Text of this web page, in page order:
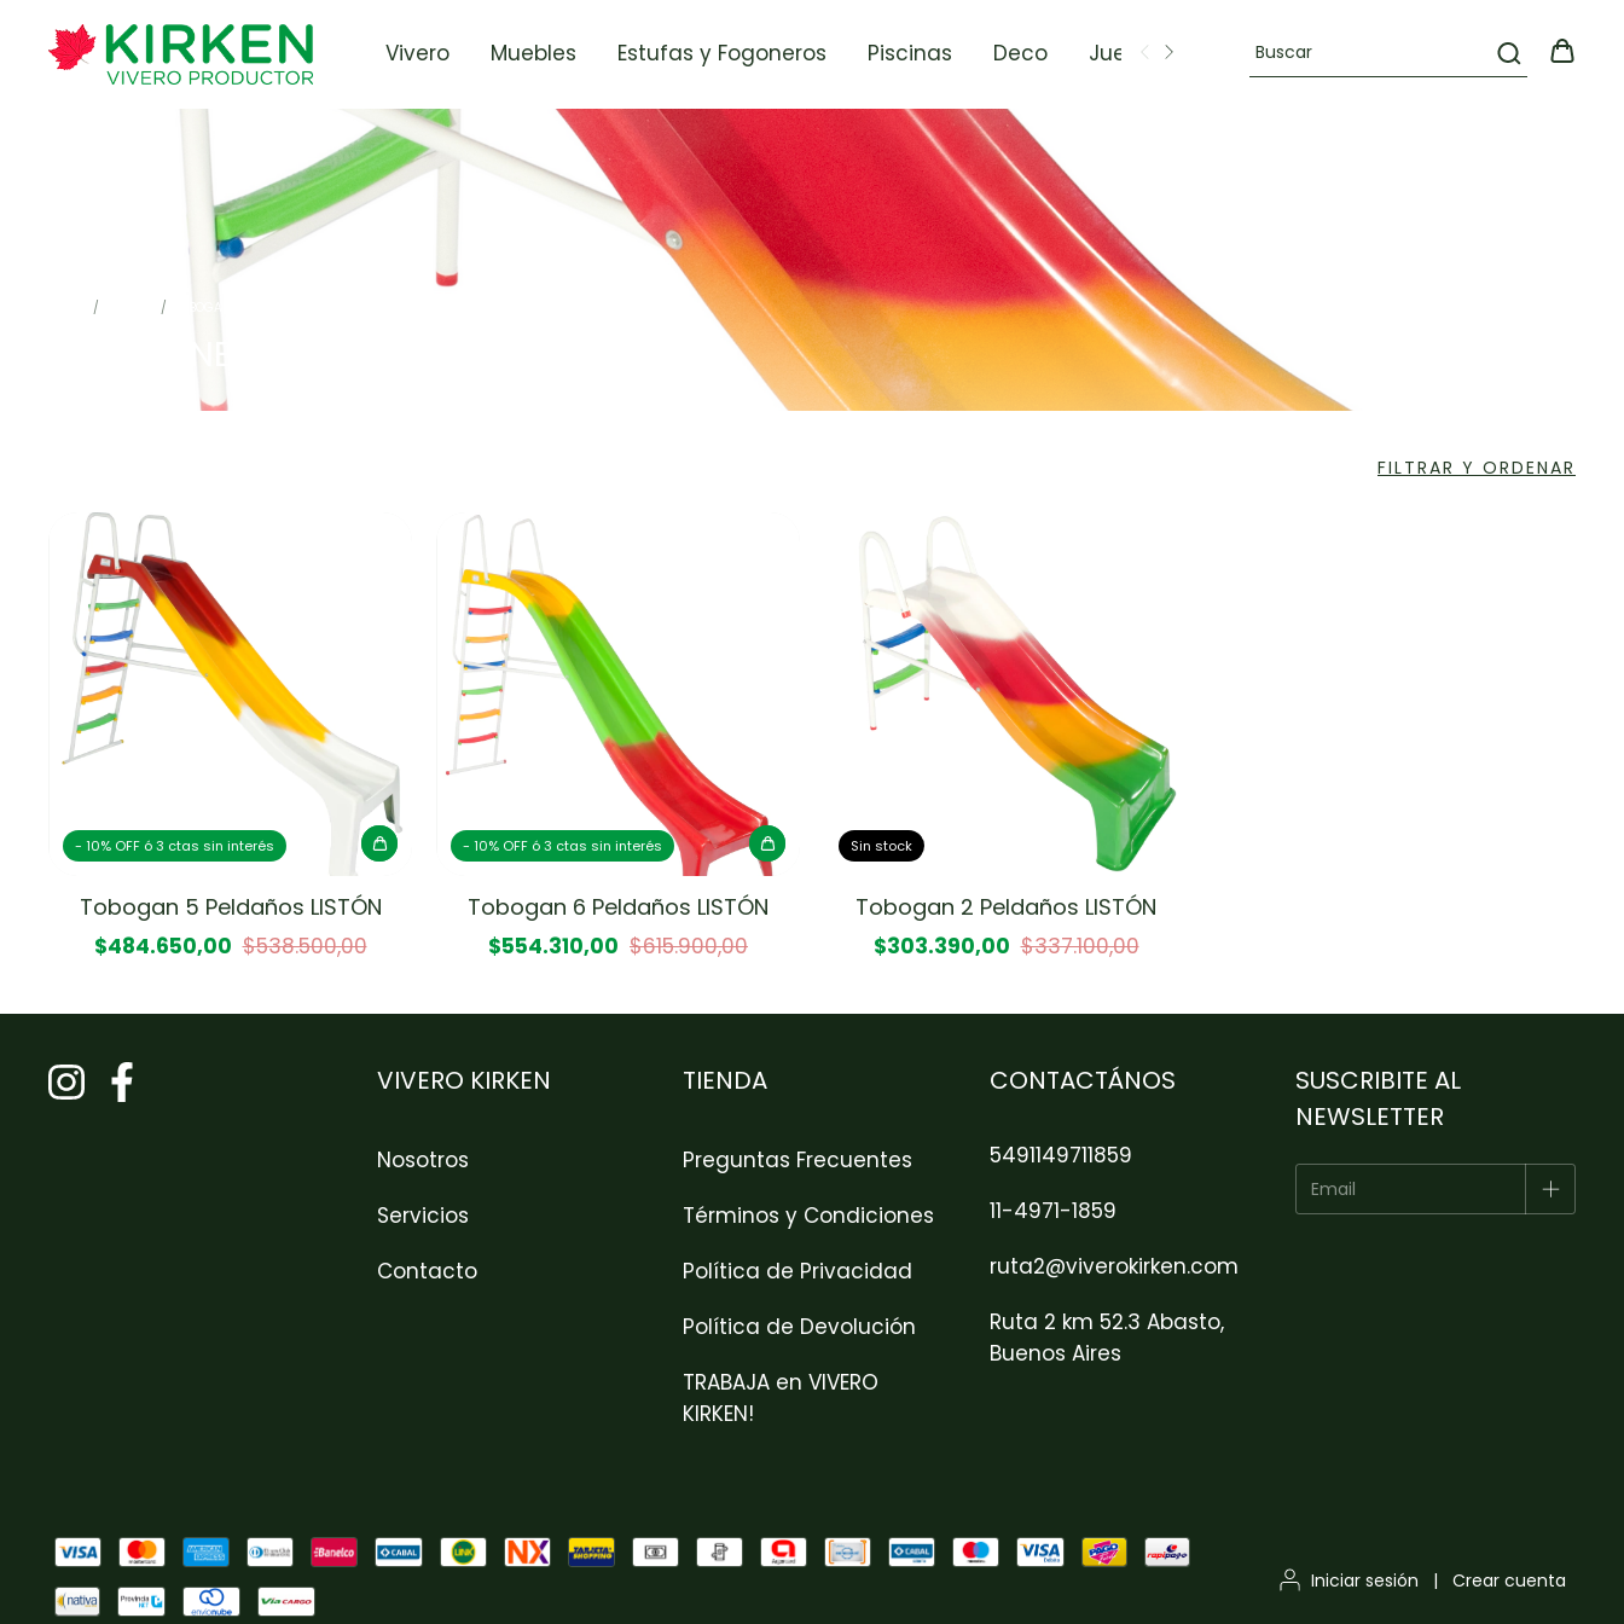
Vivero Muebles Estufas y Fogoneros Piscinas Deco Juegos OFERTAS
/ /
FILTRAR Y ORDENAR
- 10% OFF ó 3 ctas sin interés
Tobogan 5 Peldaños LISTÓN
$484.650,00 $538.500,00
- 10% OFF ó 3 ctas sin interés
Tobogan 6 Peldaños LISTÓN
$554.310,00 $615.900,00
Sin stock
Tobogan 2 Peldaños LISTÓN
$303.390,00 $337.100,00
VIVERO KIRKEN
Nosotros
Servicios
Contacto
TIENDA
Preguntas Frecuentes
Términos y Condiciones
Política de Privacidad
Política de Devolución
TRABAJA en VIVERO
KIRKEN!
CONTACTÁNOS
5491149711859
11-4971-1859
ruta2@viverokirken.com
Ruta 2 km 52.3 Abasto,
Buenos Aires
SUSCRIBITE AL
NEWSLETTER
Iniciar sesión | Crear cuenta